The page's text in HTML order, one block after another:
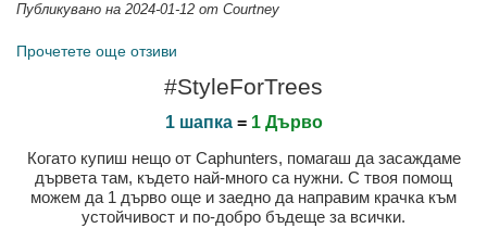
Публикувано на 2024-01-12 от Courtney
Публикувано на 2025-02-14 от Luca
Прочетете още отзиви
#StyleForTrees
1 шапка= 1 Дърво
Когато купиш нещо от Caphunters, помагаш да засаждаме
дървета там, където най-много са нужни. С твоя помощ
можем да 1 дърво още и заедно да направим крачка към
устойчивост и по-добро бъдеще за всички.